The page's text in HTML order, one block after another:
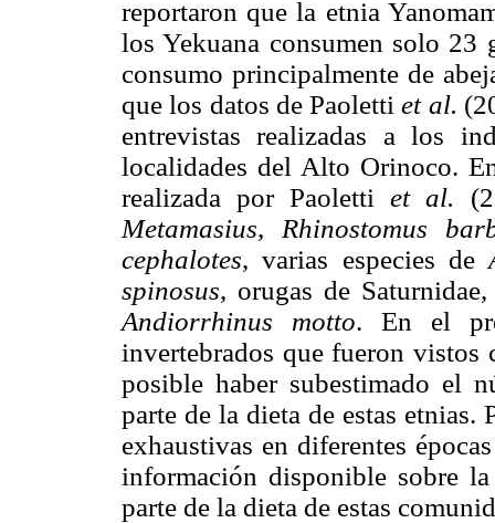
reportaron que la etnia
los Yekuana consumen solo 23
consumo principalmente de
que los datos de Paolettiet al.
entrevistas realizadas a los
localidades del Alto Orinoco.
realizada por Paolettiet al.
Metamasius, Rhinostomus
cephalotes, varias especies de
spinosus, orugas de
Andiorrhinus motto. En el
invertebrados que fueron
posible haber subestimado el
parte de la dieta de estas etnias.
exhaustivas en diferentes
información disponible sobre
parte de la dieta de estas